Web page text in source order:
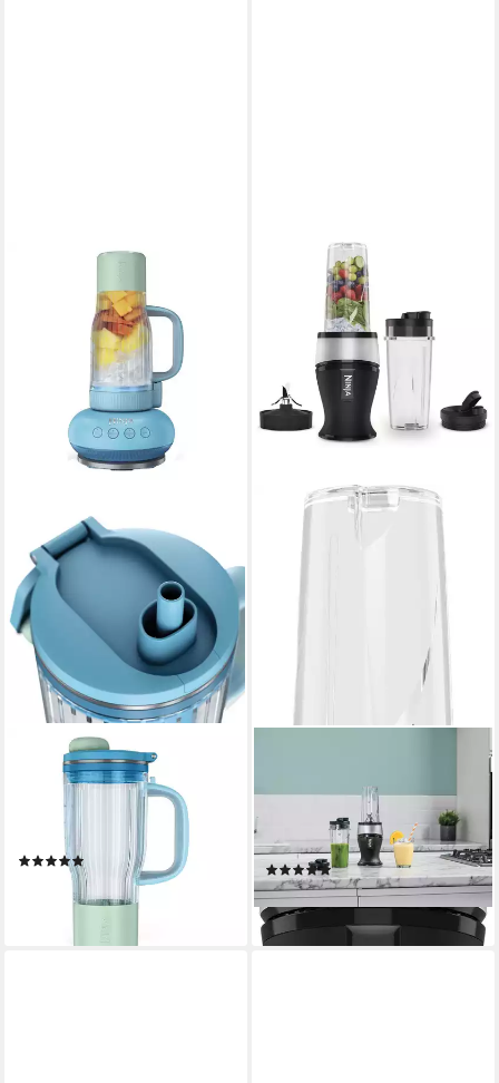
Standmixer BlendBoss
194,44 €
mtl. in 12 Raten
lieferbar - in 6-7 Werktagen bei dir
Kapazität
elektrisch
Betriebsart
(81)
ab 73,36 €
lieferbar - in 2-3 Werktagen bei dir